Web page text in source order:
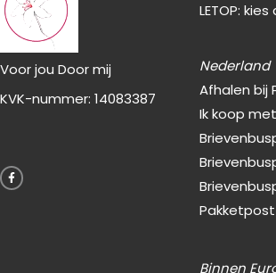
Voor jou Door mij
KVK-nummer: 14083387
a
c
e
LETOP:
Nederland
Afhalen bij
Ik koop
Binnen